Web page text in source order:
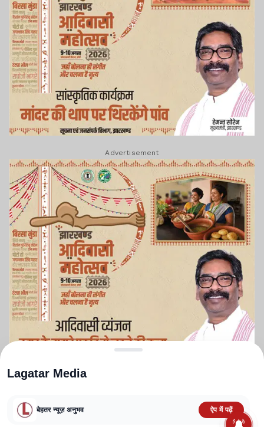
Advertisement
Lagatar Media
बेहतर न्यूज़ अनुभव ऐप में पढ़ें